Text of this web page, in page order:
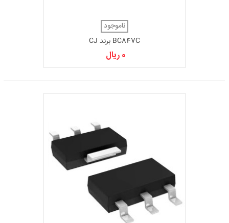
ناموجود
BC847C برند CJ
0 ریال